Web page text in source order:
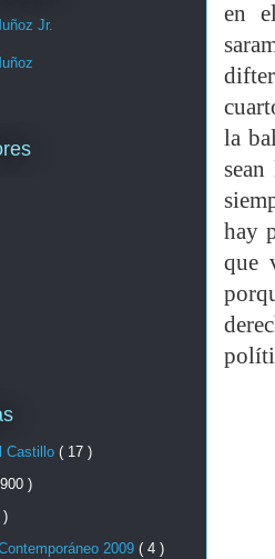
en
la
hay
que
Jr.
Castillo ( 17 )
)
)
2009 ( 4 )